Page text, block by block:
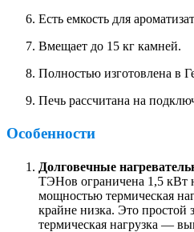
Есть емкость для
Вмещает до 15 кг камней.
Полностью изготовлена в
Печь рассчитана на
Особенности
Долговечные
ТЭНов ограничена 1,5 кВт
мощностью термическая
крайне низка. Это
термическая нагрузка —